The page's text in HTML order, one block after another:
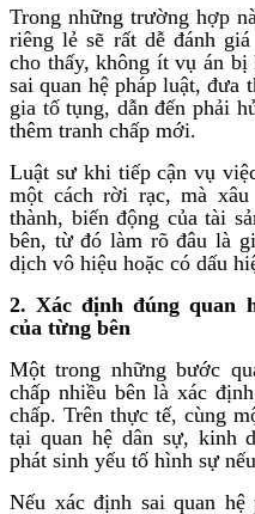
Trong những trường hợp
riêng lẻ sẽ rất dễ đánh
cho thấy, không ít vụ án bị
sai quan hệ pháp luật, đưa
gia tố tụng, dẫn đến phải
thêm tranh chấp mới.
Luật sư khi tiếp cận vụ
một cách rời rạc, mà
thành, biến động của tài
bên, từ đó làm rõ đâu là
dịch vô hiệu hoặc có dấu
2. Xác định đúng quan
của từng bên
Một trong những bước
chấp nhiều bên là xác
chấp. Trên thực tế, cùng
tại quan hệ dân sự, kinh
phát sinh yếu tố hình sự
Nếu xác định sai quan